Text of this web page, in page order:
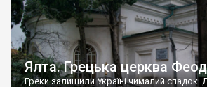
Ялта. Грецька церква
Греки залишили Україні чималий спадок.